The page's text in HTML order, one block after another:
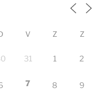
V Z Z
31 1 2
7 8 9